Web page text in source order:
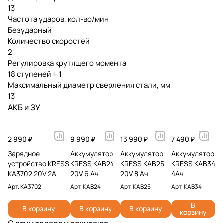
13
Частота ударов, кол-во/мин
Безударный
Количество скоростей
2
Регулировка крутящего момента
18 ступеней + 1
Максимальный диаметр сверления стали, мм
13
АКБ и ЗУ
2 990 ₽
Зарядное
устройство KRESS
KA3702 20V 2A
Арт.KA3702
В корзину
9 990 ₽
Аккумулятор
KRESS KAB24
20V 6 Ач
Арт.KAB24
В корзину
13 990 ₽
Аккумулятор
KRESS KAB25
20V 8 Ач
Арт.KAB25
В корзину
7 490 ₽
Аккумулятор
KRESS KAB34
4Ач
Арт.KAB34
В
корзину